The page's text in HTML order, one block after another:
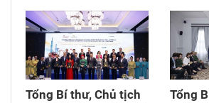
từ ngày 9-12/8, theo lời mời của
Australia Sam Mostyn.
Tổng Bí thư, Chủ tịch
Tổng